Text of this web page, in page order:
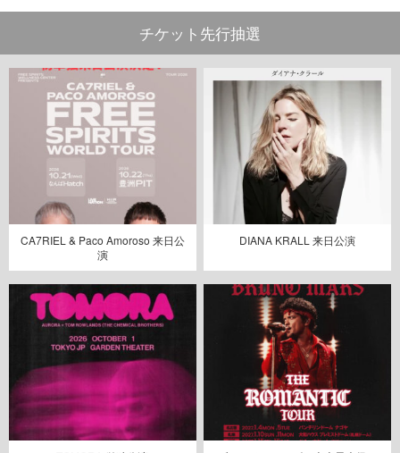
チケット先行抽選
CA7RIEL & Paco Amoroso 来日公
演
DIANA KRALL 来日公演